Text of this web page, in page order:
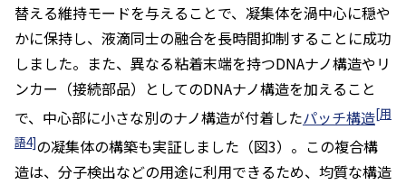
替える維持モードを与えることで、凝集体を渦中心に穏や
かに保持し、液滴同士の融合を長時間抑制することに成功
しました。また、異なる粘着末端を持つDNAナノ構造やリ
ンカー（接続部品）としてのDNAナノ構造を加えること
で、中心部に小さな別のナノ構造が付着したパッチ構造[用
語4]の凝集体の構築も実証しました（図3）。この複合構
造は、分子検出などの用途に利用できるため、均質な構造